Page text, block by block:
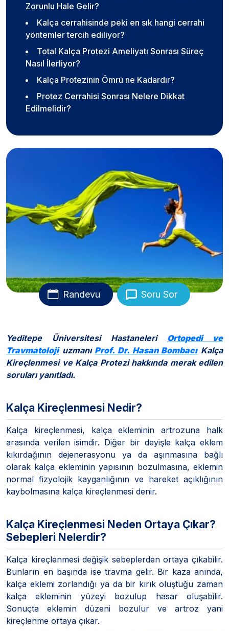
Zorunlu Hale Gelir?
Kalça cerrahisinde peki en sık hangi cerrahi
yöntemler tercih ediliyor?
Total Kalça Protezi Ameliyatı Sonrası Süreç
Nasıl İlerliyor?
Kalça Protezinin Ömrü ne Kadardır?
Protez Cerrahisi Sonrası Nelere Dikkat
Edilmelidir?
Randevu Soru Sor
Yeditepe Üniversitesi Hastaneleri Ortopedi ve
Travmatolojiuzmanı Prof. Dr. Hasan BombacıKalça
Kireçlenmesi ve Kalça Protezi hakkında merak edilen
soruları yanıtladı.
Kalça Kireçlenmesi Nedir?
Kalça kireçlenmesi, kalça ekleminin artrozuna halk
arasında verilen isimdir. Diğer bir deyişle kalça eklem
kıkırdağının dejenerasyonu ya da aşınmasına bağlı
olarak kalça ekleminin yapısının bozulmasına, eklemin
normal fizyolojik kayganlığının ve hareket açıklığının
kaybolmasına kalça kireçlenmesi denir.
Kalça Kireçlenmesi Neden Ortaya Çıkar?
Sebepleri Nelerdir?
Kalça kireçlenmesi değişik sebeplerden ortaya çıkabilir.
Bunların en başında ise travma gelir. Bir kaza anında,
kalça eklemi zorlandığı ya da bir kırık oluştuğu zaman
kalça ekleminin yüzeyi bozulup hasar oluşabilir.
Sonuçta eklemin düzeni bozulur ve artroz yani
kireçlenme ortaya çıkar.